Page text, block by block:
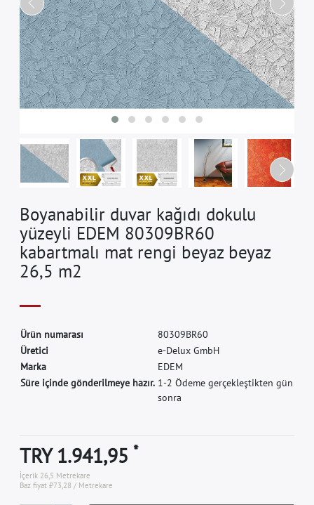
Boyanabilir duvar kağıdı dokulu
yüzeyli EDEM 80309BR60
kabartmalı mat rengi beyaz beyaz
26,5 m2
Ürün numarası 80309BR60
Üretici e-Delux GmbH
Marka EDEM
Süre içinde gönderilmeye hazır. 1-2 Ödeme gerçekleştikten gün
sonra
TRY 1.941,95*
İçerik 26,5 Metrekare
Baz fiyat₺73,28 / Metrekare